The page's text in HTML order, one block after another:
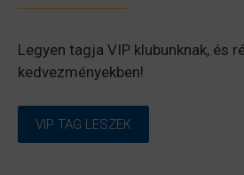
Legyen tagja VIP klubunknak, és
kedvezményekben!
VIP TAG LESZEK